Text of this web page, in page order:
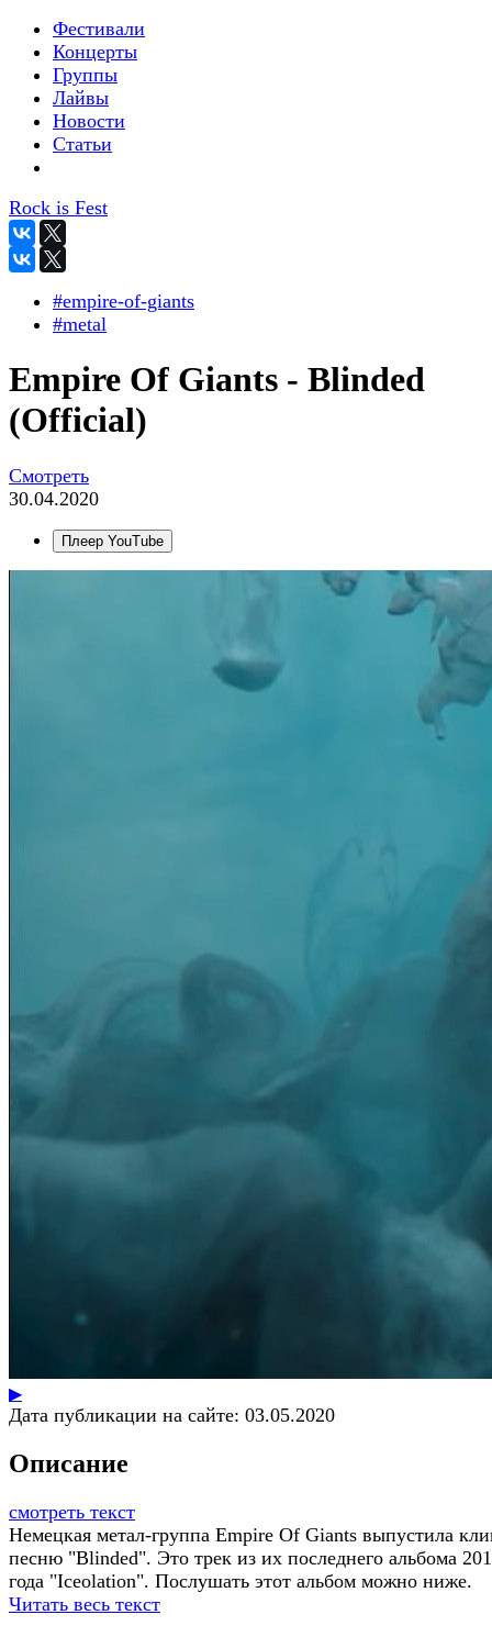
Фестивали
Концерты
Группы
Лайвы
Новости
Статьи
Rock is Fest
#empire-of-giants
#metal
Empire Of Giants - Blinded
(Official)
Смотреть
30.04.2020
Плеер YouTube
▶
Дата публикации на сайте: 03.05.2020
Описание
смотреть текст
Немецкая метал-группа Empire Of Giants выпустила
песню "Blinded". Это трек из их последнего альбома
года "Iceolation". Послушать этот альбом можно ниже.
Читать весь текст